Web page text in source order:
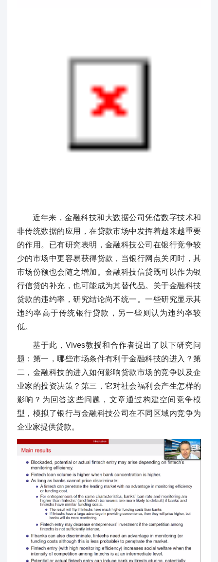
近年来，金融科技和大数据公司凭借数字技术和
非传统数据的应用，在贷款市场中发挥着越来越重要
的作用。已有研究表明，金融科技公司在银行竞争较
少的市场中更容易获得贷款，当银行网点关闭时，其
市场份额也会随之增加。金融科技信贷既可以作为银
行信贷的补充，也可能成为其替代品。关于金融科技
贷款的违约率，研究结论尚不统一。一些研究显示其
违约率高于传统银行贷款，另一些则认为违约率较
低。
基于此，Vives教授和合作者提出了以下研究问
题：第一，哪些市场条件有利于金融科技的进入？第
二，金融科技的进入如何影响贷款市场的竞争以及企
业家的投资决策？第三，它对社会福利会产生怎样的
影响？为回答这些问题，文章通过构建空间竞争模
型，模拟了银行与金融科技公司在不同区域内竞争为
企业家提供贷款。